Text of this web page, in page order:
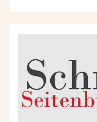
„REZEPT